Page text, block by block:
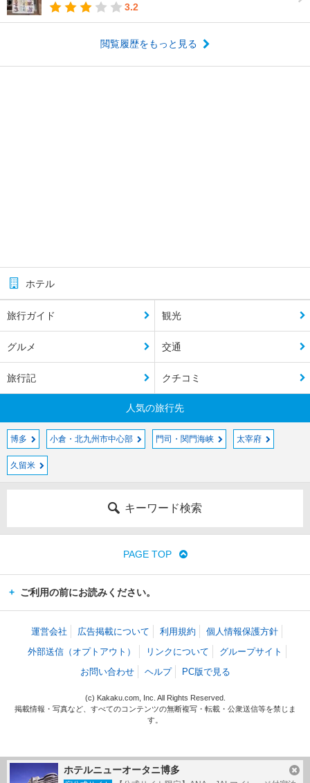
3.2
閲覧履歴をもっと見る
ホテルニューオータニ博多
ホテル
旅行ガイド 観光
グルメ 交通
旅行記 クチコミ
人気の旅行先
博多 小倉・北九州市中心部 門司・関門海峡 太宰府
久留米
キーワード検索
PAGE TOP
ご利用の前にお読みください。
運営会社 広告掲載について 利用規約
個人情報保護方針
外部送信（オプトアウト）
リンクについて
グループサイト
お問い合わせ
ヘルプ PC版で見る
(c) Kakaku.com, Inc. All Rights Reserved.
掲載情報・写真など、すべてのコンテンツの無断複写・転載・公衆送信等を禁じま
す。